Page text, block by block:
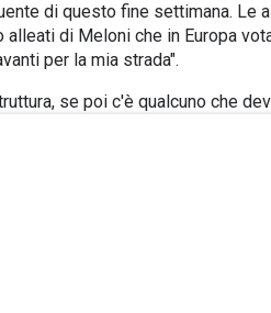
di questo fine settimana. Le
di Meloni che in Europa
per la mia strada".
se poi c'è qualcuno che